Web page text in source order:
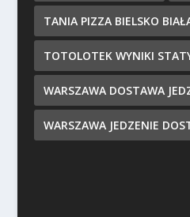
TANIA PIZZA BIELSKO
TOTOLOTEK WYNIKI
WARSZAWA DOSTAWA
WARSZAWA JEDZENIE